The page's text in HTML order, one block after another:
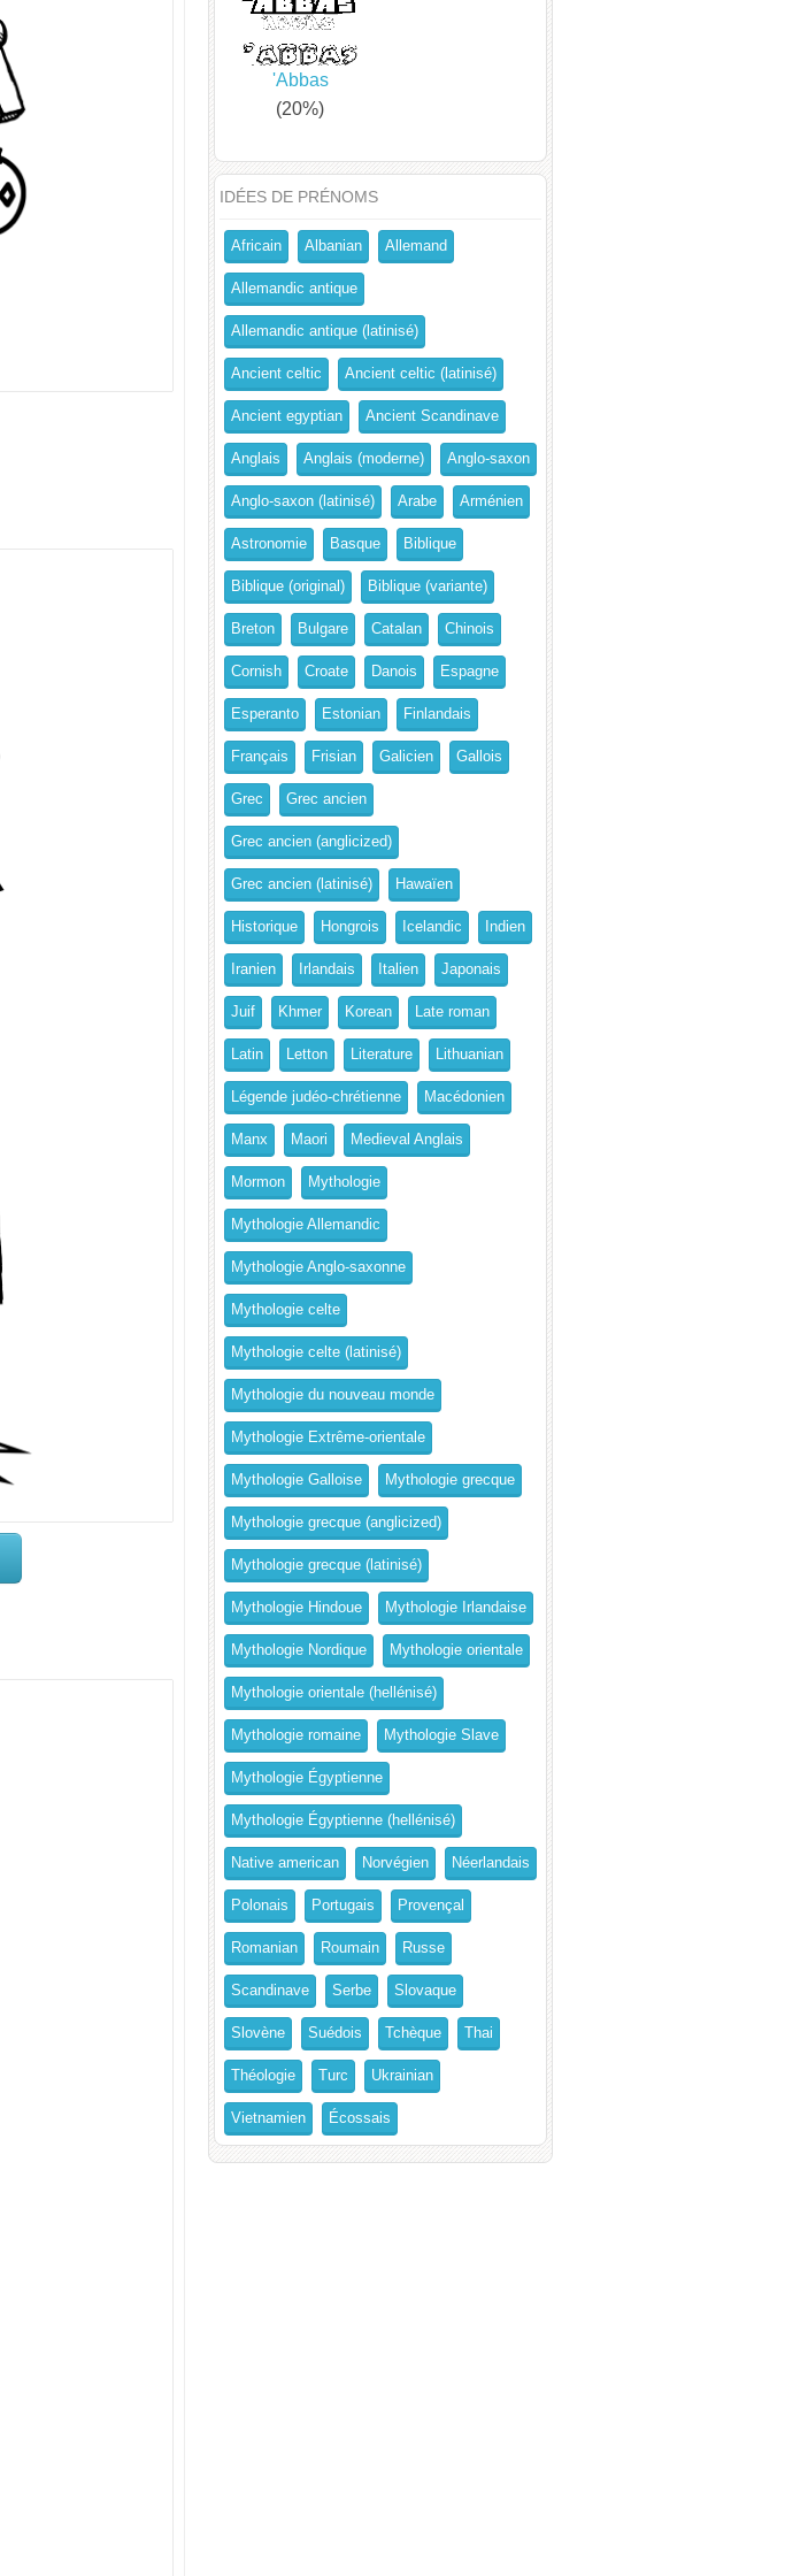
'Abbas
(20%)
IDÉES DE PRÉNOMS
Africain Albanian Allemand
Allemandic antique
Allemandic antique (latinisé)
Ancient celtic Ancient celtic (latinisé)
Ancient egyptian Ancient Scandinave
Anglais Anglais (moderne) Anglo-saxon
Anglo-saxon (latinisé) Arabe Arménien
Astronomie Basque Biblique
Biblique (original) Biblique (variante)
Breton Bulgare Catalan Chinois
Cornish Croate Danois Espagne
Esperanto Estonian Finlandais
Français Frisian Galicien Gallois
Grec Grec ancien
Grec ancien (anglicized)
Grec ancien (latinisé) Hawaïen
Historique Hongrois Icelandic Indien
Iranien Irlandais Italien Japonais
Juif Khmer Korean Late roman
Latin Letton Literature Lithuanian
Légende judéo-chrétienne Macédonien
Manx Maori Medieval Anglais
Mormon Mythologie
Mythologie Allemandic
Mythologie Anglo-saxonne
Mythologie celte
Mythologie celte (latinisé)
Mythologie du nouveau monde
Mythologie Extrême-orientale
Mythologie Galloise Mythologie grecque
Mythologie grecque (anglicized)
Mythologie grecque (latinisé)
Mythologie Hindoue Mythologie Irlandaise
Mythologie Nordique Mythologie orientale
Mythologie orientale (hellénisé)
Mythologie romaine Mythologie Slave
Mythologie Égyptienne
Mythologie Égyptienne (hellénisé)
Native american Norvégien Néerlandais
Polonais Portugais Provençal
Romanian Roumain Russe
Scandinave Serbe Slovaque
Slovène Suédois Tchèque Thai
Théologie Turc Ukrainian
Vietnamien Écossais